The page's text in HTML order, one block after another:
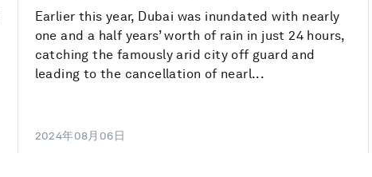
Earlier this year, Dubai was inundated with nearly
one and a half years’ worth of rain in just 24 hours,
catching the famously arid city off guard and
leading to the cancellation of nearl...
2024年08月06日